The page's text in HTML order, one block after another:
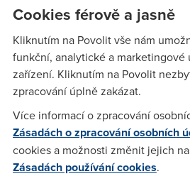
neboSamsung Galaxy A17 5G za 1
Galaxy A56 5G. Do akce jsou
značky Xiaomi. Nabídku můžete
prodejnách.
Součástí vánoční kampaně jsou také
například dostupný o 23 % levněji
Zahrnuje pojištění zařízení,
displeje zdarma a službu
zařízení.
Cookies férově a jasně
Kliknutím na Povolit vše nám
funkční, analytické a marketingové
zařízení. Kliknutím na Povolit
zpracování úplně zakázat.
Více informací o zpracování
Zásadách o zpracování osobních
cookies a možnosti změnit jejich
Zásadách používání cookies.